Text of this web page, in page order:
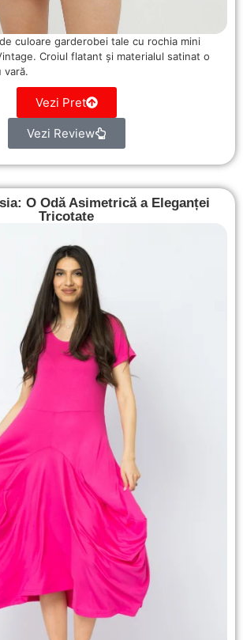
culoare garderobei tale cu rochia mini
Croiul flatant și materialul satinat o
vară.
Vezi Pret
Vezi Review
O Odă Asimetrică a Eleganței
Tricotate